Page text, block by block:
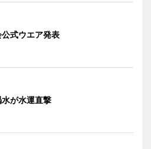
公式ウエア発表
が水運直撃